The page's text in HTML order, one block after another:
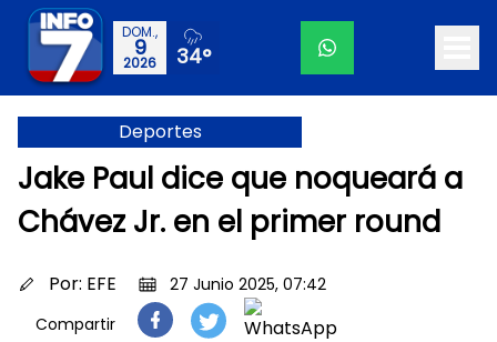
DOM.,
9
2026 34°
Deportes
Jake Paul dice que noqueará a
Chávez Jr. en el primer round
Por: EFE
27 Junio 2025, 07:42
Compartir